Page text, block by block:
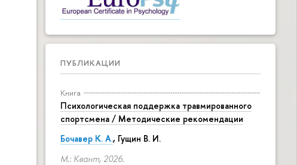
ПУБЛИКАЦИИ
Книга
Психологическая поддержка травмированного
спортсмена / Методические рекомендации
Бочавер К. А., Гущин В. И.
М.: Квант, 2026.